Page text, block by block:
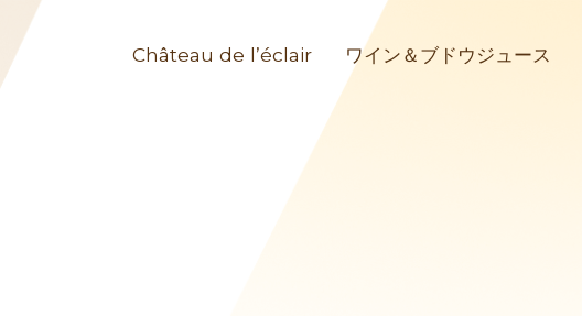
Château de l’éclair ワイン＆ブドウジュース